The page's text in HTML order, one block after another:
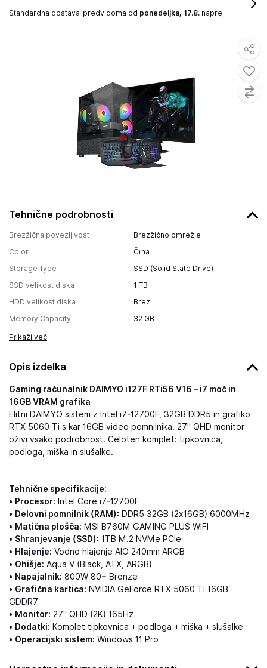
Tehnične podrobnosti
Brezžična povezljivost
Brezžično omrežje
Color
Črna
Storage Type
SSD (Solid State Drive)
SSD velikost diska
1 TB
HDD velikost diska
Brez
Memory Capacity
32 GB
Prikaži več
Opis izdelka
Gaming računalnik DAIMYO i127F RTi56 V16 – i7 moč in
16GB VRAM grafika
Elitni DAIMYO sistem z Intel i7-12700F, 32GB DDR5 in grafiko
RTX 5060 Ti s kar 16GB video pomnilnika. 27" QHD monitor
oživi vsako podrobnost. Celoten komplet: tipkovnica,
podloga, miška in slušalke.
Tehnične specifikacije:
• Procesor: Intel Core i7-12700F
• Delovni pomnilnik (RAM): DDR5 32GB (2x16GB) 6000MHz
• Matična plošča: MSI B760M GAMING PLUS WIFI
• Shranjevanje (SSD): 1TB M.2 NVMe PCIe
• Hlajenje: Vodno hlajenje AIO 240mm ARGB
• Ohišje: Aqua V (Black, ATX, ARGB)
• Napajalnik: 800W 80+ Bronze
• Grafična kartica: NVIDIA GeForce RTX 5060 Ti 16GB
GDDR7
• Monitor: 27" QHD (2K) 165Hz
• Dodatki: Komplet tipkovnica + podloga + miška + slušalke
• Operacijski sistem: Windows 11 Pro
Standardna dostava predvidoma od ponedeljka, 17.8. naprej